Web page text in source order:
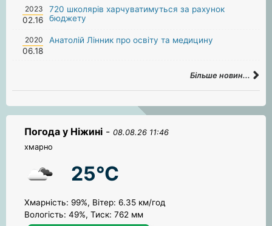
2023
02.16
720 школярів харчуватимуться за рахунок
бюджету
2020
06.18
Анатолій Лінник про освіту та медицину
Більше новин...
Погода у Ніжині - 08.08.26 11:46
хмарно
25°C
Хмарність: 99%, Вітер: 6.35 км/год
Вологість: 49%, Тиск: 762 мм